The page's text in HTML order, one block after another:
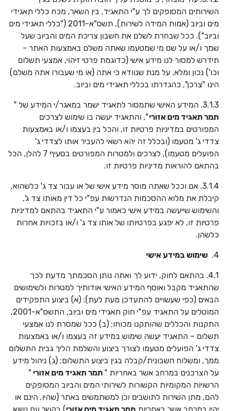
השירותים המסופקים לך ע"י התאגיד, בין השאר, מכח כללי תאגידי
מים וביוב (אמות המידה לשירות), תשס"א-2011 ("כללי תאגידי מים
וביוב"). ככל שבחרת לשלם את חשבון צריכת המים והביוב שעל
שמך ו/או על שם מי שמטעמו שאתה משלם באמצעות האתר -
תידרש למסור לנו מידע אישי (כדוגמת פרטי זיהוי, אמצעי תשלום
וכו') נכון ומלא, על מנת שנוודא כי אתה (או מי שעבורו אתה משלם)
הינו "צרכן", כהגדרתו בכללי תאגידי מים וביוב.
3.1.3. המידע האישי שתמסור לתאגיד ישמר במאגר/י המידע של "
תמר תאגיד מים אזורי", והתאגיד יעשה בו שימוש לצרכים
המפורטים במדיניות פרטיות זו, והכל בין בעצמו ו/או באמצעות
צדדי ג' מטעמו (ובכלל זה יהא רשאי להעביר אותו לצדדי ג'
הפועלים מטעמו), לצרכים ולמטרות המפורטים בסעיף 7 להלן, הכל
בהתאם להוראות מדיניות פרטיות זו.
3.1.4. אם וככל שאתה מוסר מידע אישי של או עבור צד ג' כלשהוא,
קיבלת את מלוא ההסכמות הנדרשות עפ"י כל דין מאותו צד ג',
והשימוש שייעשה במידע אישי כאמור ע"י התאגיד בהתאם למדיניות
פרטיות זו, לא יפגע בפרטיותו של אותו צד ג' ו/או בזכויות אחרות
כלשהן.
4. שימוש במידע אישי
4.1. בהתאם לחוק, ידוע לך ואתה נותן הסכמתך מדעת לכך
שהתאגיד מקבל ואוסף המידע האישי אודותיך למטרות ולשימושים
הבאים (כפי שעשויים להתעדכן מעת לעת): (א) ביצוע התפקידים
המוטלים על התאגיד עפ"י חוק תאגידי מים וביוב, התשס"א-2001,
התקנות והכללים שהותקנו מכוחו; (ב) ככל שמסרת לנו אמצעי
תשלום – התאגיד יעשה שימוש במידע זה בעצמו ו/או באמצעות
צדדי ג' הפועלים מטעמו לצורך ביצוע והשלמת הליך גבית התשלום
ממך, ומשלוח חשבונית/קבלה בגין ביצוע התשלום; (ג) ניהול מידע
על הצרכנים במרחב אשר באחריות " תמר תאגיד מים אזורי "
הרשויות המקומיות הקשורות לשירותי המים והביוב המסופקים
להם, מתן השירות לתושבים וכן למשתמשים באתר (שהיו, הינם או